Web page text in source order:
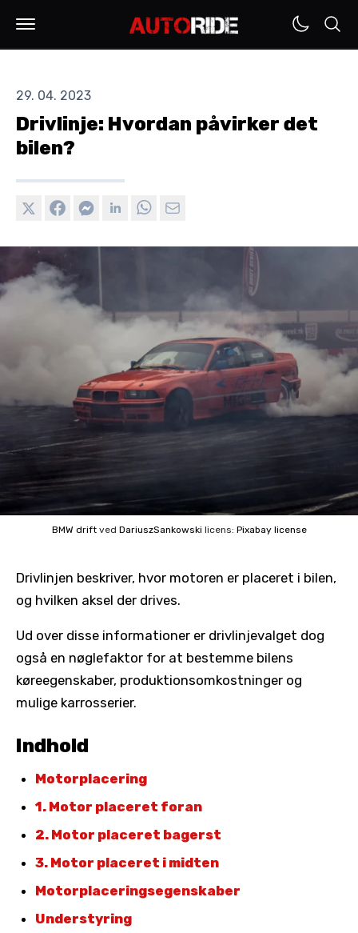
29. 04. 2023
Drivlinje: Hvordan påvirker det
bilen?
BMW drift ved DariuszSankowski licens: Pixabay license
Drivlinjen beskriver, hvor motoren er placeret i bilen,
og hvilken aksel der drives.
Ud over disse informationer er drivlinjevalget dog
også en nøglefaktor for at bestemme bilens
køreegenskaber, produktionsomkostninger og
mulige karrosserier.
Indhold
Motorplacering
1. Motor placeret foran
2. Motor placeret bagerst
3. Motor placeret i midten
Motorplaceringsegenskaber
Understyring